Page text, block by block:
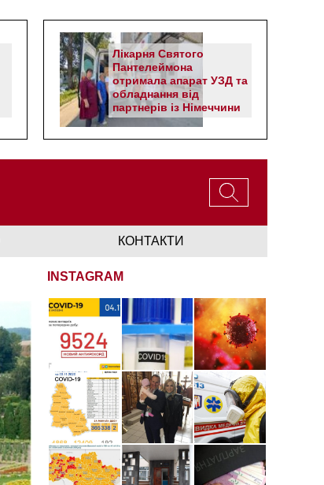
Лікарня Святого
Пантелеймона
отримала апарат УЗД та
обладнання від
партнерів із Німеччини
КОНТАКТИ
INSTAGRAM